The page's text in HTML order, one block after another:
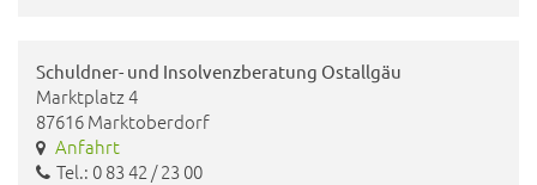
Schuldner- und Insolvenzberatung Ostallgäu
Marktplatz 4
87616 Marktoberdorf
Anfahrt
Tel.: 0 83 42 / 23 00